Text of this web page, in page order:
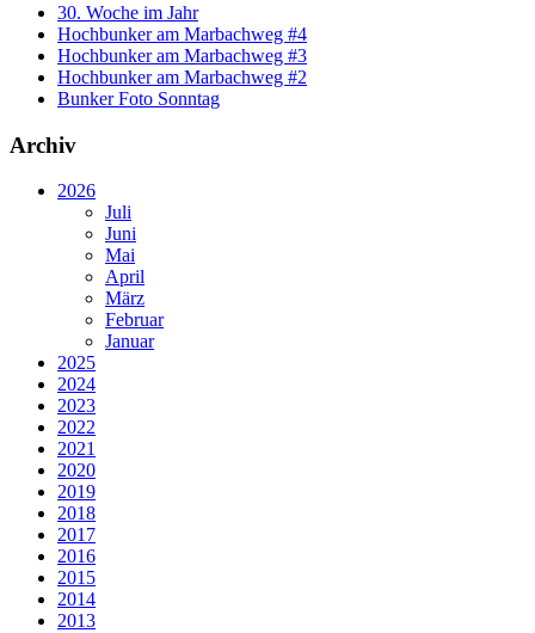
30. Woche im Jahr
Hochbunker am Marbachweg #4
Hochbunker am Marbachweg #3
Hochbunker am Marbachweg #2
Bunker Foto Sonntag
Archiv
2026
Juli
Juni
Mai
April
März
Februar
Januar
2025
2024
2023
2022
2021
2020
2019
2018
2017
2016
2015
2014
2013